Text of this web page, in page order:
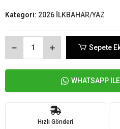
Kategori: 2026 İLKBAHAR/YAZ
Sepete
WHATSAPP
Hızlı Gönderi